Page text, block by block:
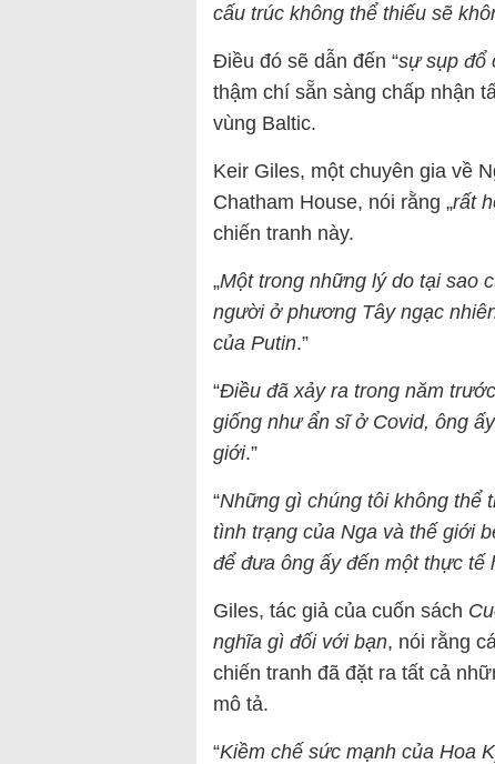
cấu trúc không thể thiếu sẽ
Điều đó sẽ dẫn đến “sự sụp đổ
thậm chí sẵn sàng chấp nhận
vùng Baltic.
Keir Giles, một chuyên gia về
Chatham House, nói rằng „rất
chiến tranh này.
„Một trong những lý do tại sao
người ở phương Tây ngạc
của Putin.”
“Điều đã xảy ra trong năm
giống như ẩn sĩ ở Covid, ông
giới.”
“Những gì chúng tôi không thể
tình trạng của Nga và thế giới
để đưa ông ấy đến một thực tế
Giles, tác giả của cuốn sách
nghĩa gì đối với bạn, nói rằng
chiến tranh đã đặt ra tất cả
mô tả.
“Kiềm chế sức mạnh của Hoa